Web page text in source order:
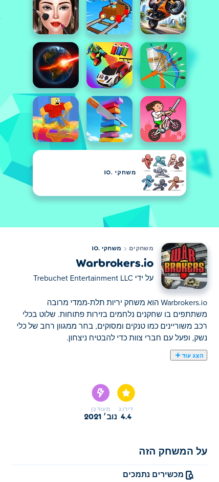
משחקי .IO
משחקים משחקי .IO
Warbrokers.io
על ידי Trebuchet Entertainment LLC
Warbrokers.io הוא משחק יריות תלת-ממדי מרובה
משתתפים בו שחקנים נלחמים בזירות פתוחות. שלוט בכלי
רכב משוריינים כמו טנקים ומסוקים, בחר ממגוון רחב של כלי
נשק, ופעל עם חברי צוות כדי להבטיח ניצחון.
הצג עוד
דירוג
4.4
מְעוּדכָּן
נוב׳ 2021
על המשחק הזה
מכשירים נתמכים